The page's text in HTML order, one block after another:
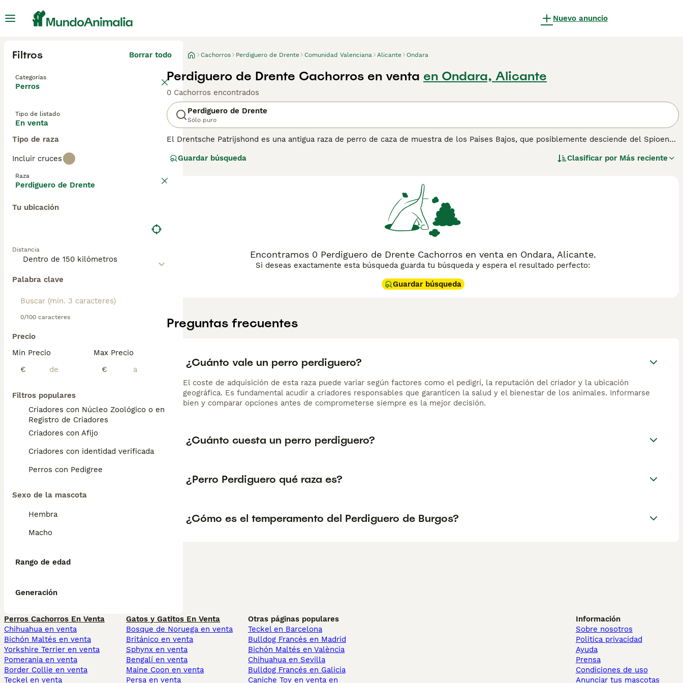
Nuevo anuncio
Filtros Borrar todo
Categorías
Perros
Tipo de listado
En venta
Tipo de raza
Incluir cruces
Raza
Perdiguero de Drente
Tu ubicación
Distancia
Palabra clave
0/100 caracteres
Precio
Min Precio
€
Max Precio
€
Filtros populares
Criadores con Núcleo Zoológico o en el
Registro de Criadores
Criadores con Afijo
Criadores con identidad verificada
Perros con Pedigree
Sexo de la mascota
Hembra
Macho
Rango de edad
Generación
Cachorros Perdiguero de Drente Comunidad Valenciana Alicante Ondara
Perdiguero de Drente Cachorros en venta en Ondara, Alicante
0 Cachorros encontrados
Perdiguero de Drente
Sólo puro
El Drentsche Patrijshond es una antigua raza de perro de caza de muestra de los Países Bajos, que posiblemente desciende del Spioen
página de consejos sobre el
Guardar búsqueda Clasificar por Más reciente
Encontramos 0 Perdiguero de Drente Cachorros en venta en Ondara, Alicante.
Si deseas exactamente esta búsqueda guarda tu búsqueda y espera el resultado perfecto:
Guardar búsqueda
Preguntas frecuentes
¿Cuánto vale un perro perdiguero?
El coste de adquisición de esta raza puede variar según factores como el pedigrí, la reputación del criador y la ubicación
geográfica. Es fundamental acudir a criadores responsables que garanticen la salud y el bienestar de los animales. Informarse
bien y comparar opciones antes de comprometerse siempre es la mejor decisión.
¿Cuánto cuesta un perro perdiguero?
¿Perro Perdiguero qué raza es?
¿Cómo es el temperamento del Perdiguero de Burgos?
Perros Cachorros En Venta
Chihuahua en venta
Bichón Maltés en venta
Yorkshire Terrier en venta
Pomerania en venta
Border Collie en venta
Teckel en venta
Gatos y Gatitos En Venta
Bosque de Noruega en venta
Británico en venta
Sphynx en venta
Bengalí en venta
Maine Coon en venta
Persa en venta
Otras páginas populares
Teckel en Barcelona
Bulldog Francés en Madrid
Bichón Maltés en València
Chihuahua en Sevilla
Bulldog Francés en Galicia
Caniche Toy en venta en
Información
Sobre nosotros
Politica privacidad
Ayuda
Prensa
Condiciones de uso
Anunciar tus mascotas